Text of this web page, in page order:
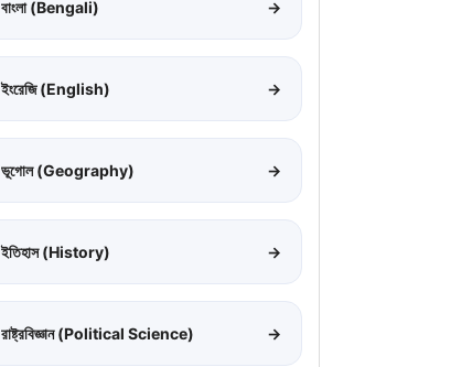
বাংলা (Bengali) →
ইংরেজি (English) →
ভূগোল (Geography) →
ইতিহাস (History) →
রাষ্ট্রবিজ্ঞান (Political Science) →